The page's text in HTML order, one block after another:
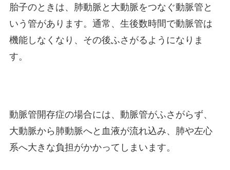
胎子のときは、肺動脈と大動脈をつなぐ動脈管と
いう管があります。通常、生後数時間で動脈管は
機能しなくなり、その後ふさがるようになりま
す。
動脈管開存症の場合には、動脈管がふさがらず、
大動脈から肺動脈へと血液が流れ込み、肺や左心
系へ大きな負担がかかってしまいます。